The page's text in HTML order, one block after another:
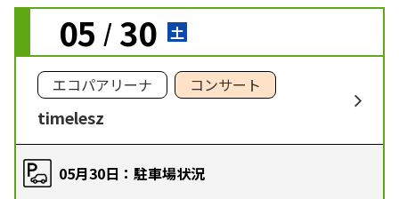
05 / 30 土
エコパアリーナ コンサート
timelesz
05月30日：駐車場状況